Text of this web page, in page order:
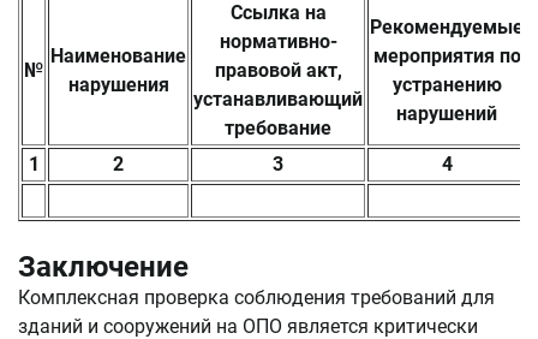
№
Наименование
нарушения
Ссылка на
нормативно-
правовой акт,
устанавливающий
требование
Рекомендуемые
мероприятия по
устранению
нарушений
1 2 3 4
Заключение
Комплексная проверка соблюдения требований для
зданий и сооружений на ОПО является критически